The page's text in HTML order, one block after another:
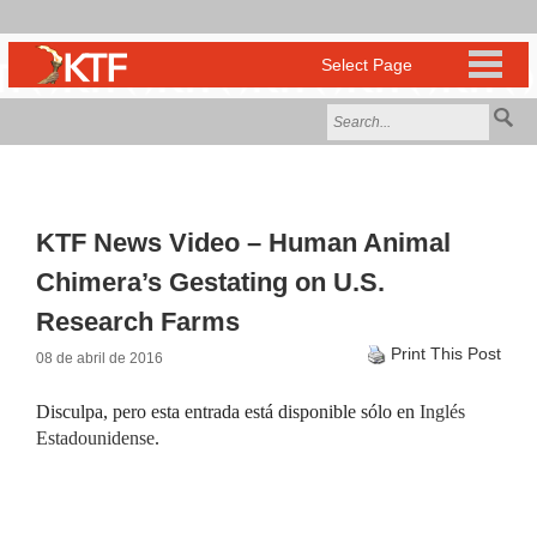
KTF News Video – Human Animal
Chimera’s Gestating on U.S.
Research Farms
08 de abril de 2016 Print This Post
Disculpa, pero esta entrada está disponible sólo en Inglés
Estadounidense.